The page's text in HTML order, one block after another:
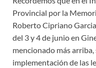
Provincial por la
Roberto Cipriano
del 3 y 4 de junio en
mencionado más
implementación de las